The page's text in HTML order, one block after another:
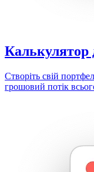
Калькулятор
Створіть свій
грошовий потік